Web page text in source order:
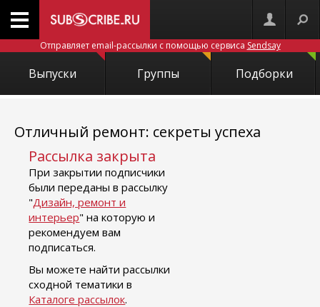
Отправляет email-рассылки с помощью сервиса Sendsay
Выпуски Группы Подборки
Отличный ремонт: секреты успеха
Рассылка закрыта
При закрытии подписчики
были переданы в рассылку
"Дизайн, ремонт и
интерьер" на которую и
рекомендуем вам
подписаться.
Вы можете найти рассылки
сходной тематики в
Каталоге рассылок.